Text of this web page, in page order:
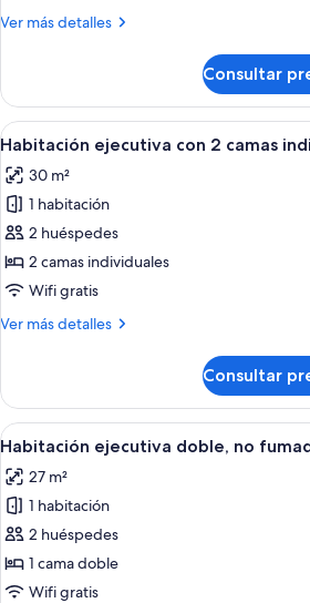
Ver más detalles
Más
cuádruple
Consultar
Abrir
todas
las
fotos
de
Habitación
ejecutiva
2
Una
10
Habitación ejecutiva con 2 camas
30 m²
1 habitación
2 huéspedes
2 camas individuales
Wifi gratis
Ver más detalles
Más
ejecutiva
con
2
individuales
Consultar
Abrir
todas
las
fotos
de
Habitación
ejecutiva
7
Habitación ejecutiva doble, no
27 m²
1 habitación
2 huéspedes
1 cama doble
Wifi gratis